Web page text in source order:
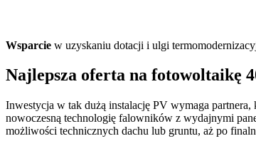
Wsparcie w uzyskaniu dotacji i ulgi
Najlepsza oferta na fotowoltaikę
Inwestycja w tak dużą instalację PV wymaga partnera,
nowoczesną technologię falowników z wydajnymi
możliwości technicznych dachu lub gruntu, aż po